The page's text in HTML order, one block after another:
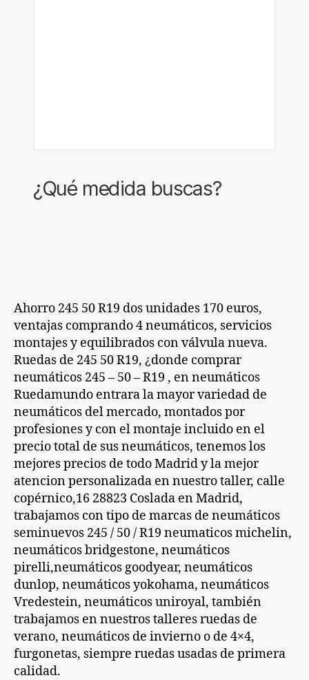
¿Qué medida buscas?
Ahorro 245 50 R19 dos unidades 170 euros,
ventajas comprando 4 neumáticos, servicios
montajes y equilibrados con válvula nueva.
Ruedas de 245 50 R19, ¿donde comprar
neumáticos 245 – 50 – R19 , enneumáticos
Ruedamundo entrara la mayor variedad de
neumáticos del mercado, montados por
profesiones y con el montaje incluido en el
precio total de susneumáticos, tenemos los
mejores precios de todo Madrid y la mejor
atencion personalizada en nuestro taller, calle
copérnico,16 28823 Coslada en Madrid,
trabajamos con tipo de marcas de neumáticos
seminuevos 245 / 50 / R19 neumaticosmichelin,
neumáticosbridgestone, neumáticos
pirelli,neumáticos goodyear, neumáticos
dunlop, neumáticosyokohama, neumáticos
Vredestein, neumáticosuniroyal, también
trabajamos en nuestros talleres ruedas de
verano, neumáticos de invierno o de 4×4,
furgonetas, siempre ruedasusadas de primera
calidad.